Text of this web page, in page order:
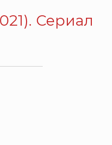
Сериал